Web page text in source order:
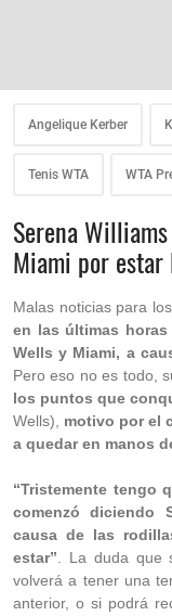
Angelique Kerber
Tenis WTA WTA
Serena
Miami por estar
Malas noticias para
en las últimas
Wells y Miami, a
Pero eso no es todo,
los puntos que
Wells), motivo por el
a quedar en manos
“Tristemente tengo
comenzó diciendo
causa de las
estar” . La duda
volverá a tener una
anterior, o si podrá